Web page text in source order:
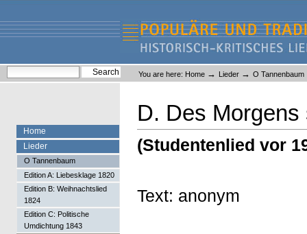
content.
navigation
Liederlexikon
Personal
tools
You are here: Home → Lieder → O Tannenbaum
D. Des
(Studentenlied vor
Text: anonym
Home
Lieder
O Tannenbaum
Edition A: Liebesklage 1820
Edition B: Weihnachtslied
1824
Edition C: Politische
Umdichtung 1843